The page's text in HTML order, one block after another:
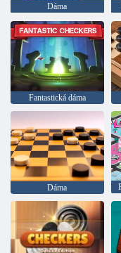
Dáma
Fantastická dáma
Dáma